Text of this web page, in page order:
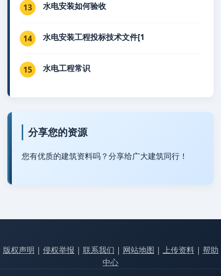
13 水电安装如何验收
14 水电安装工程投标技术文件[1
15 水电工程常识
分享您的资源
您有优质的建筑资料吗？分享给广大建筑同行！
版权声明 | 侵权举报 | 联系我们 | 网站地图 | 上传资料| 帮助
中心